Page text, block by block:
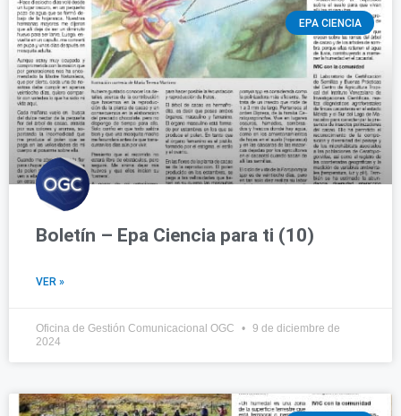
EPA CIENCIA
Boletín – Epa Ciencia para ti (10)
VER »
Oficina de Gestión Comunicacional OGC
9 de diciembre de
2024